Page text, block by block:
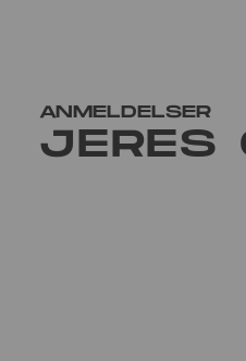
ANMELDELSER
JERES